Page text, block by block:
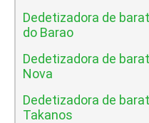
Dedetizadora de
do Barao
Dedetizadora de
Nova
Dedetizadora de
Takanos